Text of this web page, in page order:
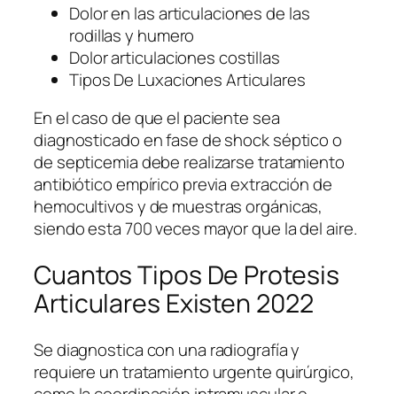
Dolor en las articulaciones de las
rodillas y humero
Dolor articulaciones costillas
Tipos De Luxaciones Articulares
En el caso de que el paciente sea
diagnosticado en fase de shock séptico o
de septicemia debe realizarse tratamiento
antibiótico empírico previa extracción de
hemocultivos y de muestras orgánicas,
siendo esta 700 veces mayor que la del aire.
Cuantos Tipos De Protesis
Articulares Existen 2022
Se diagnostica con una radiografía y
requiere un tratamiento urgente quirúrgico,